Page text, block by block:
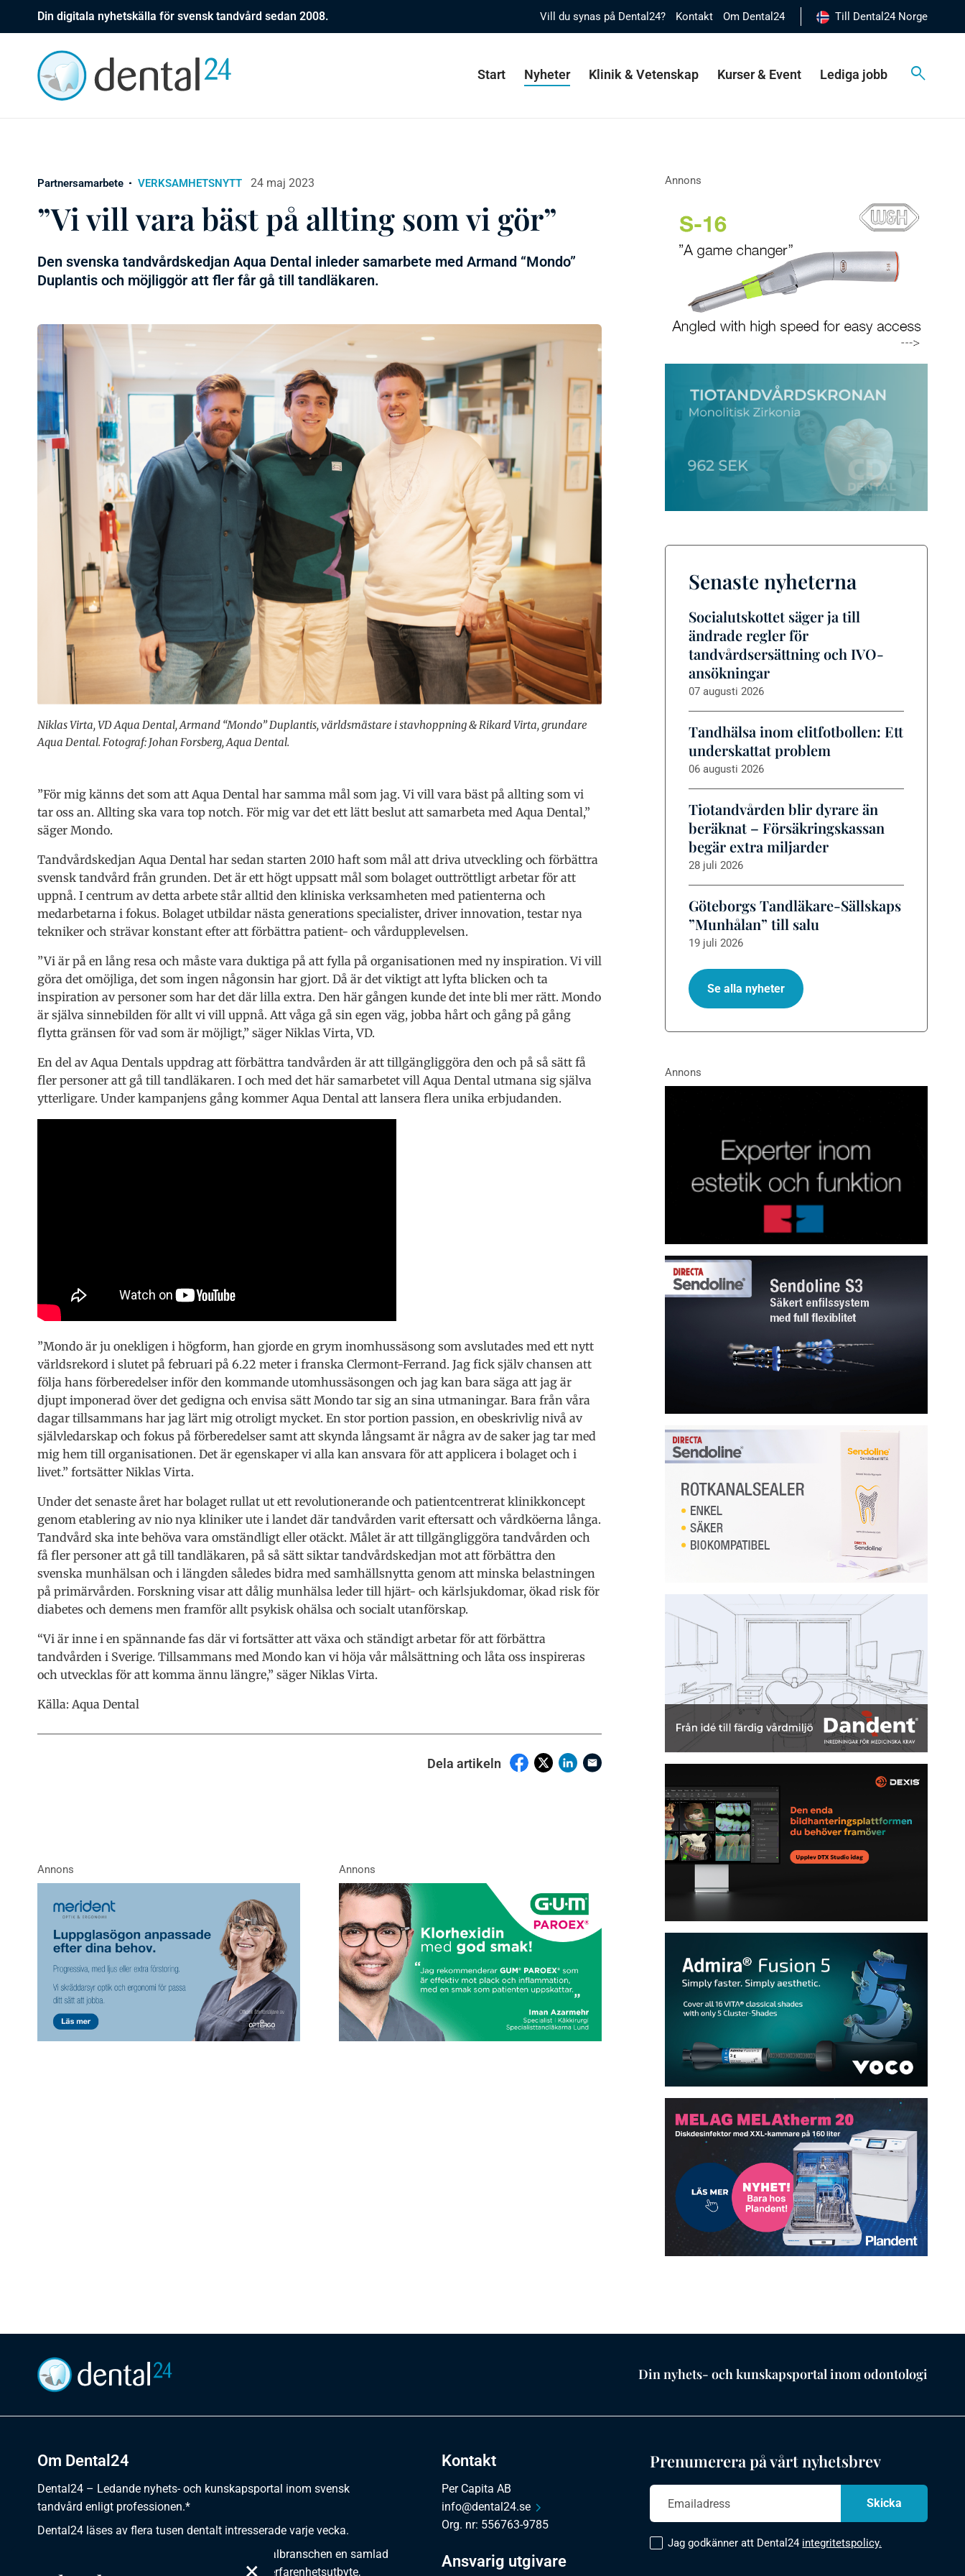
Din digitala nyhetskälla för svensk tandvård sedan 2008. Vill du synas på Dental24? Kontakt Om Dental24 Till Dental24 Norge
Start Nyheter Klinik & Vetenskap Kurser & Event Lediga jobb
Partnersamarbete VERKSAMHETSNYTT 24 maj 2023
”Vi vill vara bäst på allting som vi gör”
Den svenska tandvårdskedjan Aqua Dental inleder samarbete med Armand “Mondo”
Duplantis och möjliggör att fler får gå till tandläkaren.
Niklas Virta, VD Aqua Dental, Armand “Mondo” Duplantis, världsmästare i stavhoppning & Rikard Virta, grundare
Aqua Dental. Fotograf: Johan Forsberg, Aqua Dental.
”För mig känns det som att Aqua Dental har samma mål som jag. Vi vill vara bäst på allting som vi
tar oss an. Allting ska vara top notch. För mig var det ett lätt beslut att samarbeta med Aqua Dental,”
säger Mondo.
Tandvårdskedjan Aqua Dental har sedan starten 2010 haft som mål att driva utveckling och förbättra
svensk tandvård från grunden. Det är ett högt uppsatt mål som bolaget outtröttligt arbetar för att
uppnå. I centrum av detta arbete står alltid den kliniska verksamheten med patienterna och
medarbetarna i fokus. Bolaget utbildar nästa generations specialister, driver innovation, testar nya
tekniker och strävar konstant efter att förbättra patient- och vårdupplevelsen.
”Vi är på en lång resa och måste vara duktiga på att fylla på organisationen med ny inspiration. Vi vill
göra det omöjliga, det som ingen någonsin har gjort. Då är det viktigt att lyfta blicken och ta
inspiration av personer som har det där lilla extra. Den här gången kunde det inte bli mer rätt. Mondo
är själva sinnebilden för allt vi vill uppnå. Att våga gå sin egen väg, jobba hårt och gång på gång
flytta gränsen för vad som är möjligt,” säger Niklas Virta, VD.
En del av Aqua Dentals uppdrag att förbättra tandvården är att tillgängliggöra den och på så sätt få
fler personer att gå till tandläkaren. I och med det här samarbetet vill Aqua Dental utmana sig själva
ytterligare. Under kampanjens gång kommer Aqua Dental att lansera flera unika erbjudanden.
”Mondo är ju onekligen i högform, han gjorde en grym inomhussäsong som avslutades med ett nytt
världsrekord i slutet på februari på 6.22 meter i franska Clermont-Ferrand. Jag fick själv chansen att
följa hans förberedelser inför den kommande utomhussäsongen och jag kan bara säga att jag är
djupt imponerad över det gedigna och envisa sätt Mondo tar sig an sina utmaningar. Bara från våra
dagar tillsammans har jag lärt mig otroligt mycket. En stor portion passion, en obeskrivlig nivå av
självledarskap och fokus på förberedelser samt att skynda långsamt är några av de saker jag tar med
mig hem till organisationen. Det är egenskaper vi alla kan ansvara för att applicera i bolaget och i
livet.” fortsätter Niklas Virta.
Under det senaste året har bolaget rullat ut ett revolutionerande och patientcentrerat klinikkoncept
genom etablering av nio nya kliniker ute i landet där tandvården varit eftersatt och vårdköerna långa.
Tandvård ska inte behöva vara omständligt eller otäckt. Målet är att tillgängliggöra tandvården och
få fler personer att gå till tandläkaren, på så sätt siktar tandvårdskedjan mot att förbättra den
svenska munhälsan och i längden således bidra med samhällsnytta genom att minska belastningen
på primärvården. Forskning visar att dålig munhälsa leder till hjärt- och kärlsjukdomar, ökad risk för
diabetes och demens men framför allt psykisk ohälsa och socialt utanförskap.
“Vi är inne i en spännande fas där vi fortsätter att växa och ständigt arbetar för att förbättra
tandvården i Sverige. Tillsammans med Mondo kan vi höja vår målsättning och låta oss inspireras
och utvecklas för att komma ännu längre,” säger Niklas Virta.
Källa: Aqua Dental
Dela artikeln
Senaste nyheterna
Socialutskottet säger ja till
ändrade regler för
tandvårdsersättning och IVO-
ansökningar
07 augusti 2026
Tandhälsa inom elitfotbollen: Ett
underskattat problem
06 augusti 2026
Tiotandvården blir dyrare än
beräknat – Försäkringskassan
begär extra miljarder
28 juli 2026
Göteborgs Tandläkare-Sällskaps
”Munhålan” till salu
19 juli 2026
Se alla nyheter
Din nyhets- och kunskapsportal inom odontologi
Om Dental24
Dental24 – Ledande nyhets- och kunskapsportal inom svensk
tandvård enligt professionen.*
Dental24 läses av flera tusen dentalt intresserade varje vecka.
Dental24 erbjuder yrkesverksamma inom dentalbranschen en samlad
plats för nyheter, kunskap, aktuella händelser, erfarenhetsutbyte,
Kontakt
Per Capita AB
info@dental24.se
Org. nr: 556763-9785
Ansvarig utgivare
Prenumerera på vårt nyhetsbrev
Jag godkänner att Dental24 integritetspolicy.